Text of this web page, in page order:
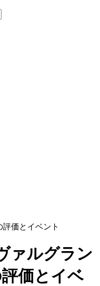
評価とイベント
ァルグラン
価とイベ